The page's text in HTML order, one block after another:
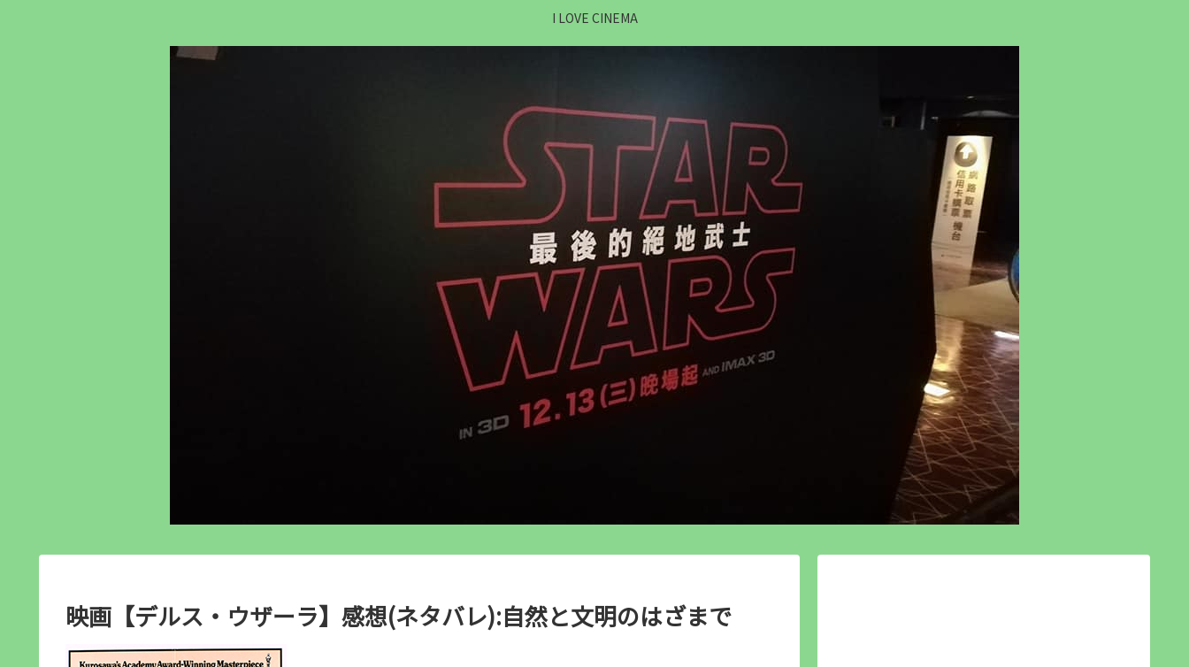
I LOVE CINEMA
映画【デルス・ウザーラ】感想(ネタバレ):自然と文明のはざまで